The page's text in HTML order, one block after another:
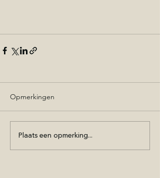
Opmerkingen
Plaats een opmerking...